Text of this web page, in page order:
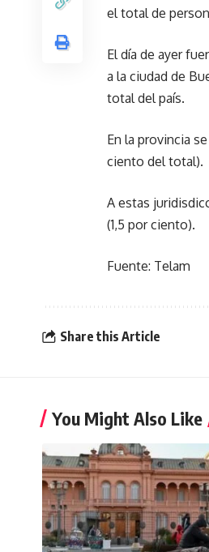
el total de
El día de ayer
a la ciudad de
total del país.
En la provincia
ciento del total).
A estas
(1,5 por ciento).
Fuente: Telam
Share this Article
You Might Also Like